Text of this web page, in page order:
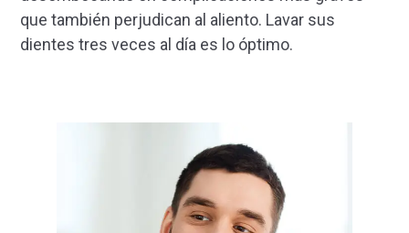
que también perjudican al aliento. Lavar sus
dientes tres veces al día es lo óptimo.